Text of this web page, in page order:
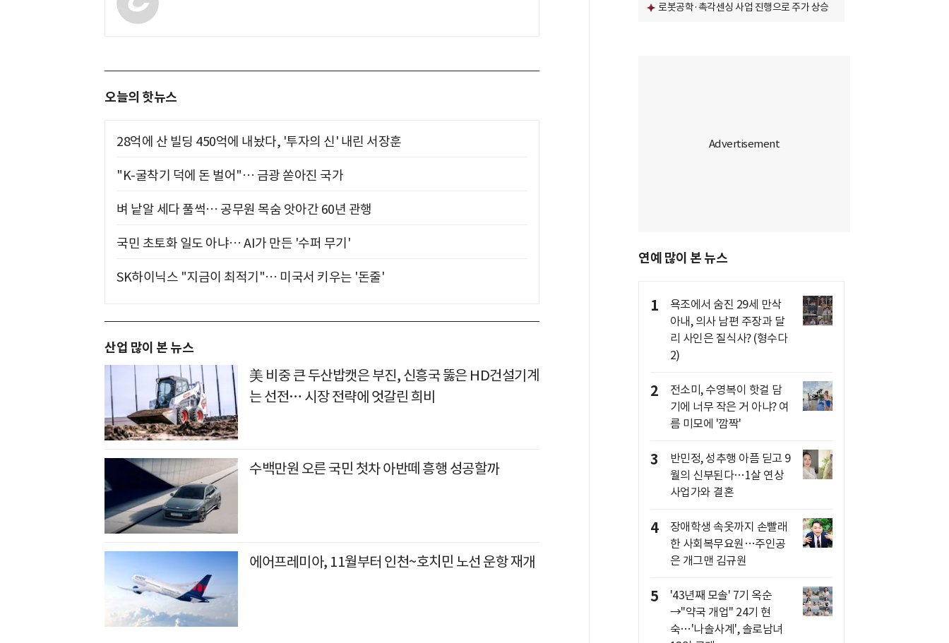
오늘의 핫뉴스
28억에 산 빌딩 450억에 내놨다, '투자의 신' 내린 서장훈
"K-굴착기 덕에 돈 벌어"… 금광 쏟아진 국가
벼 낱알 세다 풀썩… 공무원 목숨 앗아간 60년 관행
국민 초토화 일도 아냐… AI가 만든 '수퍼 무기'
SK하이닉스 "지금이 최적기"… 미국서 키우는 '돈줄'
산업 많이 본 뉴스
美 비중 큰 두산밥캣은 부진, 신흥국 뚫은 HD건설기계
는 선전… 시장 전략에 엇갈린 희비
수백만원 오른 국민 첫차 아반떼 흥행 성공할까
에어프레미아, 11월부터 인천~호치민 노선 운항 재개
로봇공학·촉각센싱 사업 진행으로 주가 상승
연예 많이 본 뉴스
1
욕조에서 숨진 29세 만삭
아내, 의사 남편 주장과 달
리 사인은 질식사? (형수다
2)
2
전소미, 수영복이 핫걸 담
기에 너무 작은 거 아냐? 여
름 미모에 '깜짝'
3
반민정, 성추행 아픔 딛고 9
월의 신부된다…1살 연상
사업가와 결혼
4
장애학생 속옷까지 손빨래
한 사회복무요원…주인공
은 개그맨 김규원
5
'43년째 모솔' 7기 옥순
→"약국 개업" 24기 현
숙…'나솔사계', 솔로남녀